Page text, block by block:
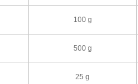
100 g
500 g
25 g